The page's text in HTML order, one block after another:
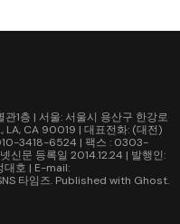
1층 | 서울: 서울시 용산구 한강로
CA 90019 | 대표전화: (대전)
3418-6524 | 팩스 : 0303-
문 등록일 2014.12.24 | 발행인:
대호 | E-mail:
타임즈. Published with Ghost.